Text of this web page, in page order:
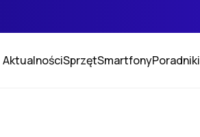
AktualnościSprzętSmartfonyPoradniki